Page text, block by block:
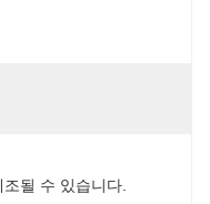
될 수 있습니다.